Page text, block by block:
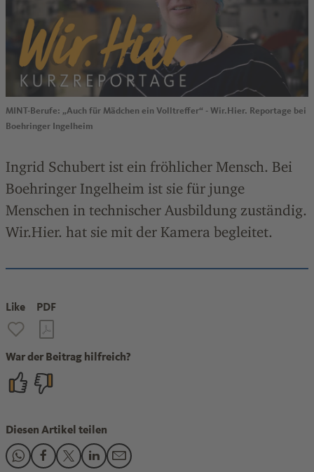
MINT-Berufe: „Auch für Mädchen ein Volltreffer“ - Wir.Hier. Reportage bei
Boehringer Ingelheim
Ingrid Schubert ist ein fröhlicher Mensch. Bei
Boehringer Ingelheim ist sie für junge
Menschen in technischer Ausbildung zuständig.
Wir.Hier. hat sie mit der Kamera begleitet.
Like PDF
War der Beitrag hilfreich?
Diesen Artikel teilen
Den Beitrag "MINT-Berufe: "Auch für Mädchen ein
Den Beitrag "MINT-Berufe: "Auch für Mädchen ein
Den Beitrag "MINT-Berufe: "Auch für Mädchen
Den Beitrag "MINT-Berufe: "Auch für
Den Beitrag "MINT-Berufe: "Auch für